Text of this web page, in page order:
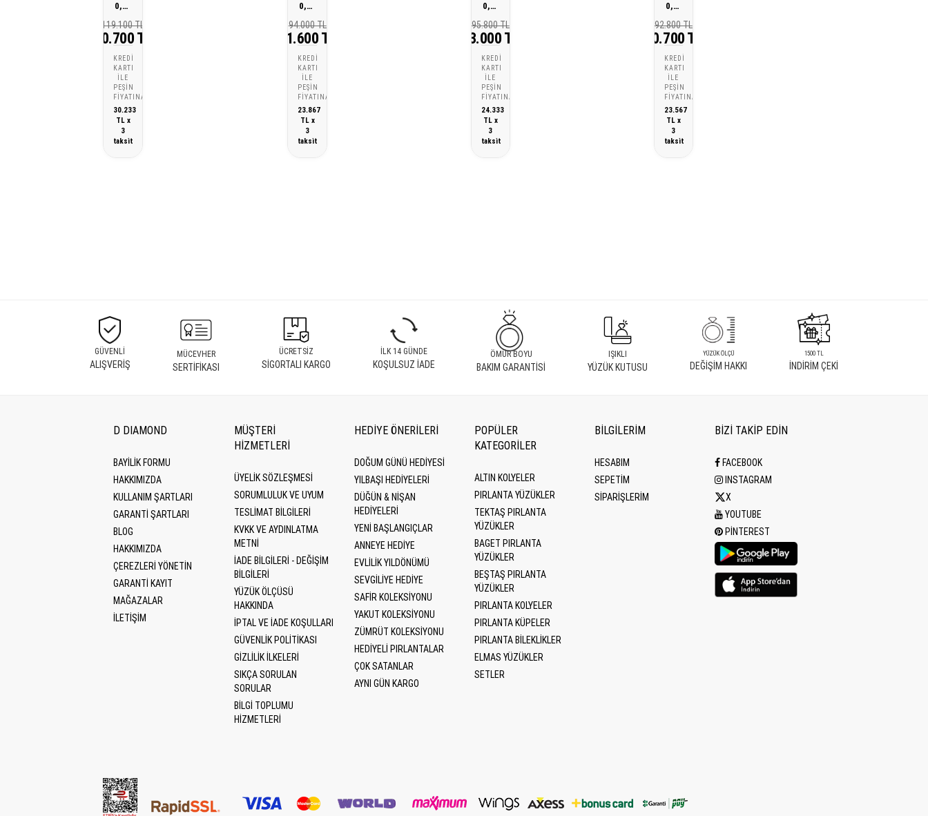
0,90 Karat Tasarım Pırlanta Yüzük
119.100 TL
90.700 TL
KREDI
KARTI
ILE
PEŞIN
FIYATINA
30.233
TL x
3
taksit
0,80 Karat Tasarım Pırlanta Yüzük
94.000 TL
71.600 TL
KREDI
KARTI
ILE
PEŞIN
FIYATINA
23.867
TL x
3
taksit
0,61 Karat Tasarım Pırlanta Yüzük
95.800 TL
73.000 TL
KREDI
KARTI
ILE
PEŞIN
FIYATINA
24.333
TL x
3
taksit
0,84 Karat Tasarım Pırlanta Yüzük
92.800 TL
70.700 TL
KREDI
KARTI
ILE
PEŞIN
FIYATINA
23.567
TL x
3
taksit
GÜVENLİ
ALIŞVERİŞ
MÜCEVHER
SERTİFİKASI
ÜCRETSİZ
SİGORTALI KARGO
İLK 14 GÜNDE
KOŞULSUZ İADE
ÖMÜR BOYU
BAKIM GARANTİSİ
IŞIKLI
YÜZÜK KUTUSU
YÜZÜK ÖLÇÜ
DEĞİŞİM HAKKI
1500 TL
İNDİRİM ÇEKİ
D DIAMOND
BAYİLİK FORMU
HAKKIMIZDA
KULLANIM ŞARTLARI
GARANTI ŞARTLARI
BLOG
HAKKIMIZDA
ÇEREZLERI YÖNETIN
GARANTİ KAYIT
MAĞAZALAR
İLETİŞİM
MÜŞTERİ
HİZMETLERİ
ÜYELIK SÖZLEŞMESI
SORUMLULUK VE UYUM
TESLIMAT BILGILERI
KVKK VE AYDINLATMA
METNI
İADE BILGILERI - DEĞIŞIM
BILGILERI
YÜZÜK ÖLÇÜSÜ
HAKKINDA
İPTAL VE İADE KOŞULLARI
GÜVENLIK POLITIKASI
GIZLILIK İLKELERI
SIKÇA SORULAN
SORULAR
BILGI TOPLUMU
HIZMETLERI
HEDİYE ÖNERİLERİ
DOĞUM GÜNÜ HEDIYESI
YILBAŞI HEDIYELERI
DÜĞÜN & NIŞAN
HEDIYELERI
YENI BAŞLANGIÇLAR
ANNEYE HEDIYE
EVLILIK YILDÖNÜMÜ
SEVGILIYE HEDIYE
SAFIR KOLEKSIYONU
YAKUT KOLEKSIYONU
ZÜMRÜT KOLEKSIYONU
HEDIYELI PIRLANTALAR
ÇOK SATANLAR
AYNI GÜN KARGO
POPÜLER
KATEGORILER
ALTIN KOLYELER
PIRLANTA YÜZÜKLER
TEKTAŞ PIRLANTA
YÜZÜKLER
BAGET PIRLANTA
YÜZÜKLER
BEŞTAŞ PIRLANTA
YÜZÜKLER
PIRLANTA KOLYELER
PIRLANTA KÜPELER
PIRLANTA BILEKLIKLER
ELMAS YÜZÜKLER
SETLER
BİLGİLERİM
HESABIM
SEPETİM
SİPARİŞLERİM
BİZİ TAKİP EDİN
FACEBOOK
INSTAGRAM
X
YOUTUBE
PINTEREST